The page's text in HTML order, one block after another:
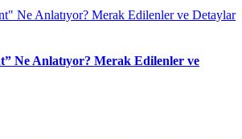
Ne Anlatıyor? Merak Edilenler ve